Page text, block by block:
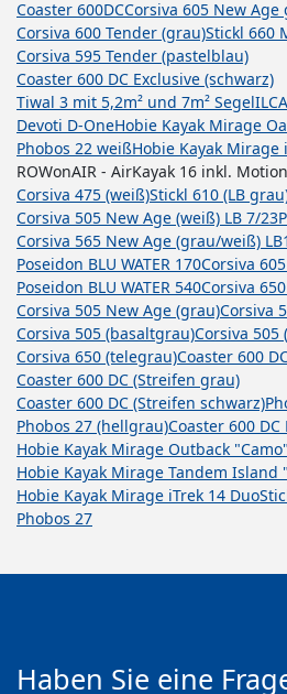
Coaster 600DCCorsiva 605 New Age
Corsiva 600 Tender (grau)Stickl 660
Corsiva 595 Tender (pastelblau)
Coaster 600 DC Exclusive (schwarz)
Tiwal 3 mit 5,2m² und 7m² Segel
Devoti D-OneHobie Kayak Mirage
Phobos 22 weißHobie Kayak Mirage
ROWonAIR - AirKayak 16 inkl.
Corsiva 475 (weiß)Stickl 610 (LB
Corsiva 505 New Age (weiß) LB 7/23
Corsiva 565 New Age (grau/weiß)
Poseidon BLU WATER 170Corsiva
Poseidon BLU WATER 540Corsiva
Corsiva 505 New Age (grau)Corsiva
Corsiva 505 (basaltgrau)Corsiva 505
Corsiva 650 (telegrau)Coaster 600
Coaster 600 DC (Streifen grau)
Coaster 600 DC (Streifen schwarz)
Phobos 27 (hellgrau)Coaster 600 DC
Hobie Kayak Mirage Outback "Camo"
Hobie Kayak Mirage Tandem Island
Hobie Kayak Mirage iTrek 14 Duo
Phobos 27
Haben Sie eine